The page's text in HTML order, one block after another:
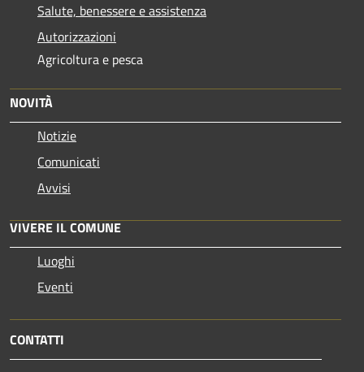
Salute, benessere e assistenza
Autorizzazioni
Agricoltura e pesca
NOVITÀ
Notizie
Comunicati
Avvisi
VIVERE IL COMUNE
Luoghi
Eventi
CONTATTI